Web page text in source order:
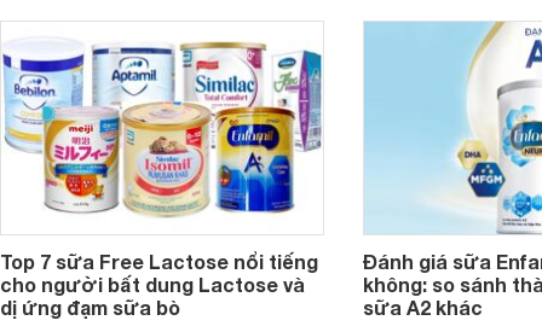
thể gì, hãy cùng
hiểu ngay trong bài
Top 7 sữa Free Lactose nổi tiếng
cho người bất dung Lactose và
dị ứng đạm sữa bò
Đánh giá sữa
không: so sánh
sữa A2 khác